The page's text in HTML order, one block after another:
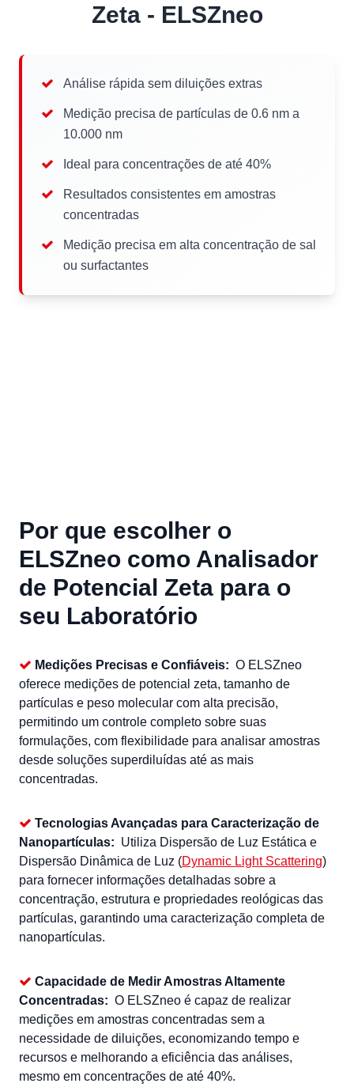
Zeta - ELSZneo
Análise rápida sem diluições extras
Medição precisa de partículas de 0.6 nm a
10.000 nm
Ideal para concentrações de até 40%
Resultados consistentes em amostras
concentradas
Medição precisa em alta concentração de sal
ou surfactantes
Por que escolher o
ELSZneo como Analisador
de Potencial Zeta para o
seu Laboratório
Medições Precisas e Confiáveis: O ELSZneo
oferece medições de potencial zeta, tamanho de
partículas e peso molecular com alta precisão,
permitindo um controle completo sobre suas
formulações, com flexibilidade para analisar amostras
desde soluções superdiluídas até as mais
concentradas.
Tecnologias Avançadas para Caracterização de
Nanopartículas: Utiliza Dispersão de Luz Estática e
Dispersão Dinâmica de Luz (Dynamic Light Scattering)
para fornecer informações detalhadas sobre a
concentração, estrutura e propriedades reológicas das
partículas, garantindo uma caracterização completa de
nanopartículas.
Capacidade de Medir Amostras Altamente
Concentradas: O ELSZneo é capaz de realizar
medições em amostras concentradas sem a
necessidade de diluições, economizando tempo e
recursos e melhorando a eficiência das análises,
mesmo em concentrações de até 40%.